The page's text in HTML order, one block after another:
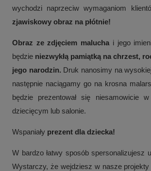
wychodzi naprzeciw wymaganiom
zjawiskowy obraz na płótnie!
Obraz ze zdjęciem malucha i jego
będzie niezwykłą pamiątką na chrzest,
jego narodzin. Druk nanosimy na
następnie naciągamy go na krosna
będzie prezentował się niesamowicie
dziecięcym lub salonie.
Wspaniały prezent dla dziecka!
W bardzo łatwy sposób spersonalizujesz
Wystarczy, że wejdziesz w nasze